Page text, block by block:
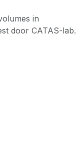
in
door CATAS-lab.